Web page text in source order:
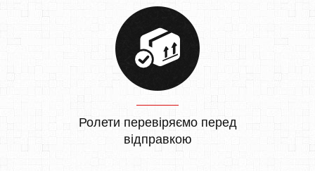
Ролети перевіряємо перед
відправкою